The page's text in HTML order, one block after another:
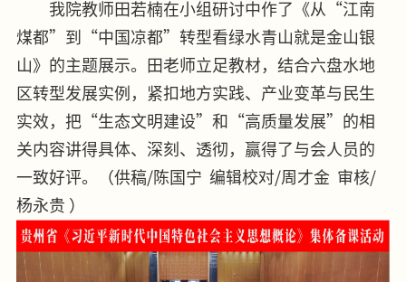
我院教师田若楠在小组研讨中作了《从“江南
煤都”到“中国凉都”转型看绿水青山就是金山银
山》的主题展示。田老师立足教材，结合六盘水地
区转型发展实例，紧扣地方实践、产业变革与民生
实效，把“生态文明建设”和“高质量发展”的相
关内容讲得具体、深刻、透彻，赢得了与会人员的
一致好评。
（供稿/陈国宁 编辑校对/周才金 审核/
杨永贵 ）